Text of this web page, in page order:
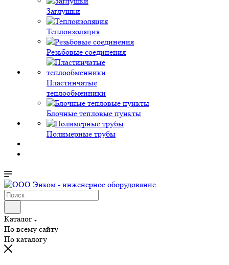
Заглушки
Теплоизоляция
Резьбовые соединения
Пластинчатые
теплообменники
Блочные тепловые пункты
Полимерные трубы
Каталог
По всему сайту
По каталогу